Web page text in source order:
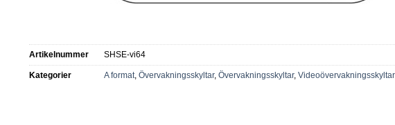
Artikelnummer SHSE-vi64
Kategorier A format, Övervakningsskyltar, Övervakningsskyltar, Videoövervakningsskyltar